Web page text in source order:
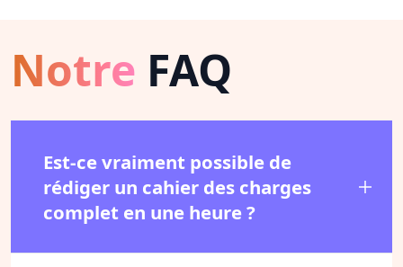
Notre FAQ
Est-ce vraiment possible de
rédiger un cahier des charges
complet en une heure ?